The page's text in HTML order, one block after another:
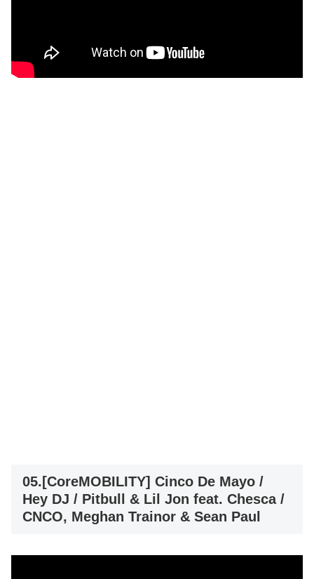
05.[CoreMOBILITY] Cinco De Mayo /
Hey DJ / Pitbull & Lil Jon feat. Chesca /
CNCO, Meghan Trainor & Sean Paul